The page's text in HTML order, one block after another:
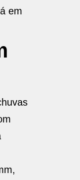
em